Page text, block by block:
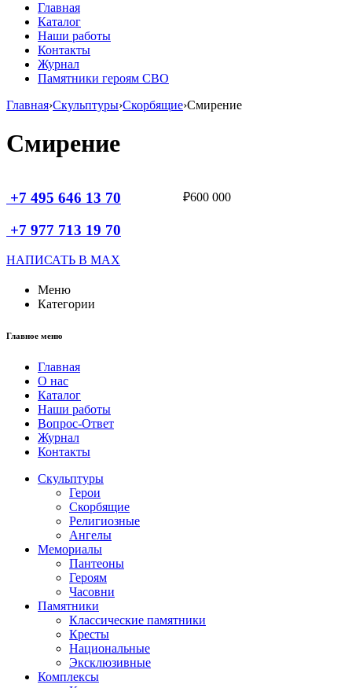
Главная
Каталог
Наши работы
Контакты
Журнал
Памятники героям СВО
Главная›Скульптуры›Скорбящие›Смирение
Смирение
₽600 000
+7 495 646 13 70
+7 977 713 19 70
НАПИСАТЬ В MAX
Меню
Категории
Главное меню
Главная
О нас
Каталог
Наши работы
Вопрос-Ответ
Журнал
Контакты
Скульптуры
Герои
Скорбящие
Религиозные
Ангелы
Мемориалы
Пантеоны
Героям
Часовни
Памятники
Классические памятники
Кресты
Национальные
Эксклюзивные
Комплексы